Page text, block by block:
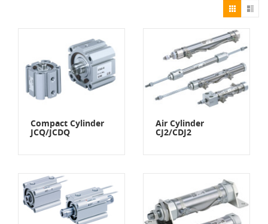
Compact Cylinder
JCQ/JCDQ
Air Cylinder
CJ2/CDJ2